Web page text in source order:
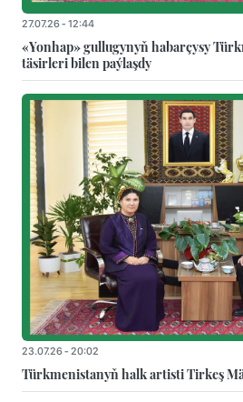
27.07.26 - 12:44
«Yonhap» gullugynyň habarçysy
täsirleri bilen paýlaşdy
23.07.26 - 20:02
Türkmenistanyň halk artisti Tirkeş